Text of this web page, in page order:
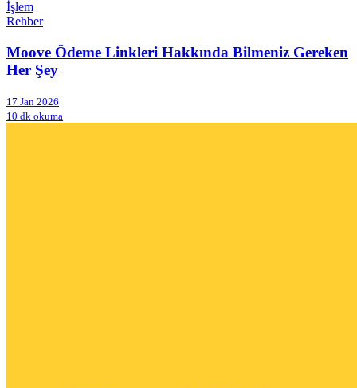
İşlem
Rehber
Moove Ödeme Linkleri Hakkında Bilmeniz Gereken
Her Şey
17 Jan 2026
10 dk okuma